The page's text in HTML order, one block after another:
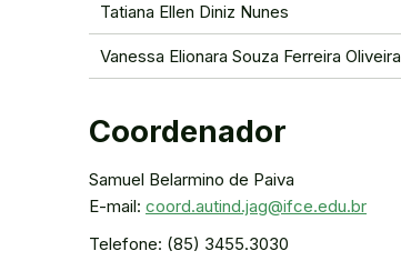
Tatiana Ellen Diniz Nunes
Vanessa Elionara Souza Ferreira Oliveira
Coordenador
Samuel Belarmino de Paiva
E-mail: coord.autind.jag@ifce.edu.br
Telefone: (85) 3455.3030